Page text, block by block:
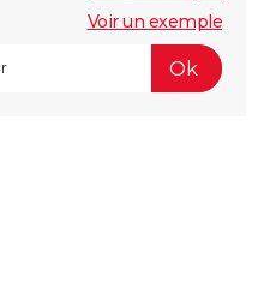
Voir un exemple